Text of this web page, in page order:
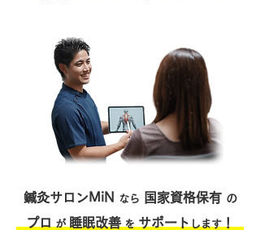
鍼灸サロンMiN なら 国家資格保有 の
プロ が 睡眠改善 を サポート します ！